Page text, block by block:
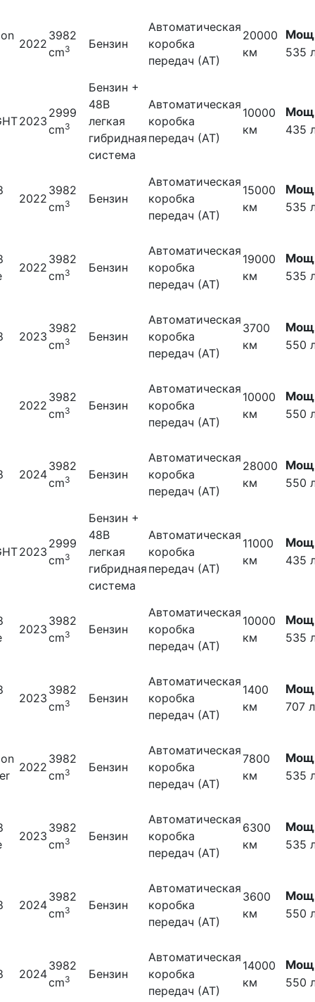
2022
3982
cm3 Бензин
Автоматическая
коробка
передач (АТ)
20000
км
535
2023
2999
cm3
Бензин +
48В
легкая
гибридная
система
Автоматическая
коробка
передач (АТ)
10000
км
435
2022
3982
cm3 Бензин
Автоматическая
коробка
передач (АТ)
15000
км
535
2022
3982
cm3 Бензин
Автоматическая
коробка
передач (АТ)
19000
км
535
2023
3982
cm3 Бензин
Автоматическая
коробка
передач (АТ)
3700
км
550
2022
3982
cm3 Бензин
Автоматическая
коробка
передач (АТ)
10000
км
550
2024
3982
cm3 Бензин
Автоматическая
коробка
передач (АТ)
28000
км
550
2023
2999
cm3
Бензин +
48В
легкая
гибридная
система
Автоматическая
коробка
передач (АТ)
11000
км
435
2023
3982
cm3 Бензин
Автоматическая
коробка
передач (АТ)
10000
км
535
2023
3982
cm3 Бензин
Автоматическая
коробка
передач (АТ)
1400
км
707
2022
3982
cm3 Бензин
Автоматическая
коробка
передач (АТ)
7800
км
535
2023
3982
cm3 Бензин
Автоматическая
коробка
передач (АТ)
6300
км
535
2024
3982
cm3 Бензин
Автоматическая
коробка
передач (АТ)
3600
км
550
2024
3982
cm3 Бензин
Автоматическая
коробка
передач (АТ)
14000
км
550